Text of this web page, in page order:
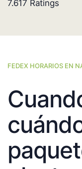
7.617 Ratings
FEDEX HORARIOS EN